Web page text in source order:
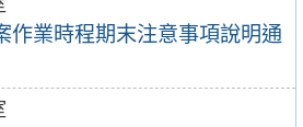
作業時程期末注意事項說明通